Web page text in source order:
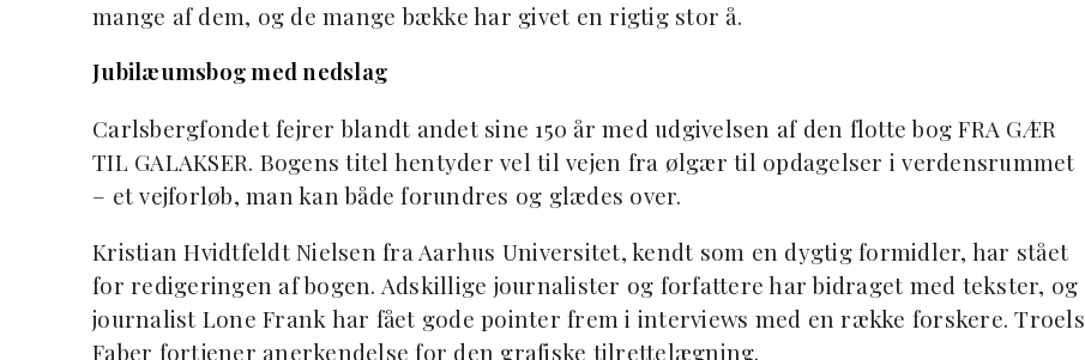
mange af dem, og de mange bække har givet en rigtig stor å.
Jubilæumsbog med nedslag
Carlsbergfondet fejrer blandt andet sine 150 år med udgivelsen af den flotte bog FRA GÆR
TIL GALAKSER. Bogens titel hentyder vel til vejen fra ølgær til opdagelser i verdensrummet
– et vejforløb, man kan både forundres og glædes over.
Kristian Hvidtfeldt Nielsen fra Aarhus Universitet, kendt som en dygtig formidler, har stået
for redigeringen af bogen. Adskillige journalister og forfattere har bidraget med tekster, og
journalist Lone Frank har fået gode pointer frem i interviews med en række forskere. Troels
Faber fortjener anerkendelse for den grafiske tilrettelægning.